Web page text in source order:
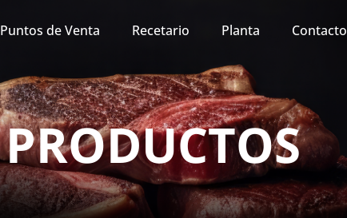
Puntos de Venta Recetario Planta Contacto
PRODUCTOS